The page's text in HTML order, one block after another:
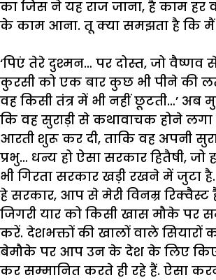
का जिस ने यह राज जाना, है काम हर
के काम आना. तू क्या समझता है कि मैं
‘पिएं तेरे दुश्मन… पर दोस्त, जो वैष्णव
कुरसी को एक बार कुछ भी पीने की
वह किसी तंत्र में भी नहीं छूटती…’ अब
कि वह सुराड़ी से कथावाचक होने लगा
आरती शुरू कर दी, ताकि वह अपनी
प्रभु… धन्य हो ऐसा सरकार हितैषी, जो
भी गिरता सरकार खड़ी रखने में जुटा है.
हे सरकार, आप से मेरी विनम्र रिक्वैस्ट
जिगरी यार को किसी खास मौके पर
करें. देशभक्तों की खालों वाले सियारों
बेमौके पर आप उन के देश के लिए
कर सम्मानित करते ही रहे हैं. ऐसा